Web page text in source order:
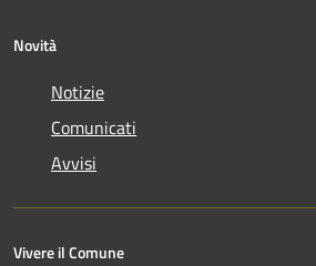
Novità
Notizie
Comunicati
Avvisi
Vivere il Comune